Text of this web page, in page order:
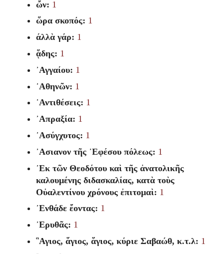
ὤν: 1
ὥρα σκοπός: 1
άλλὰ γάρ: 1
ᾅδης: 1
᾽Αγγαίου: 1
᾽Αθηνῶν: 1
᾽Αντιθέσεις: 1
᾽Απραξία: 1
᾽Ασύγχυτος: 1
᾽Ασιανον τῆς ᾽Εφέσου πόλεως: 1
᾽Εκ τῶν Θεοδότου καὶ τῆς ἀνατολικῆς
καλουμένης διδασκαλίας, κατὰ τοὺς
Οὐαλεντίνου χρόνους ἐπιτομαὶ: 1
᾽Ενθάδε ἔοντας: 1
᾽Ερυθᾶς: 1
῝Αγιος, ἅγιος, ἅγιος, κύριε Σαβαώθ, κ.τ.λ: 1